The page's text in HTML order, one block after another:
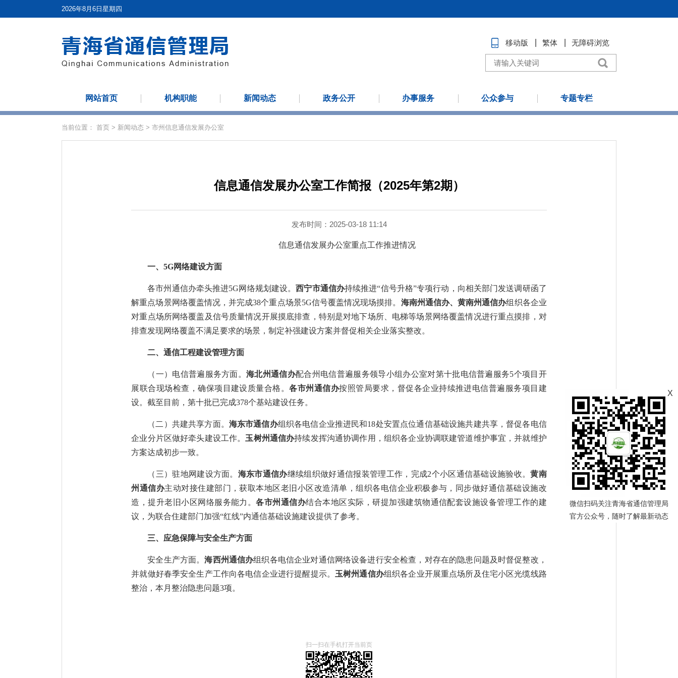
2026年8月6日星期四
移动版 繁体 无障碍浏览
网站首页 机构职能 新闻动态 政务公开 办事服务 公众参与 专题专栏
当前位置： 首页 > 新闻动态 > 市州信息通信发展办公室
信息通信发展办公室工作简报（2025年第2期）
发布时间：2025-03-18 11:14
信息通信发展办公室重点工作推进情况
一、5G网络建设方面
各市州通信办牵头推进5G网络规划建设。西宁市通信办持续推进“信号升格”专项行动，向相关部门发送调研函了
解重点场景网络覆盖情况，并完成38个重点场景5G信号覆盖情况现场摸排。 海南州通信办、黄南州通信办组织各企业
对重点场所网络覆盖及信号质量情况开展摸底排查，特别是对地下场所、电梯等场景网络覆盖情况进行重点摸排，对
排查发现网络覆盖不满足要求的场景，制定补强建设方案并督促相关企业落实整改。
二、通信工程建设管理方面
（一）电信普遍服务方面。海北州通信办配合州电信普遍服务领导小组办公室对第十批电信普遍服务5个项目开
展联合现场检查，确保项目建设质量合格。各市州通信办按照管局要求，督促各企业持续推进电信普遍服务项目建
设。截至目前，第十批已完成378个基站建设任务。
（二）共建共享方面。 海东市通信办组织各电信企业推进民和18处安置点位通信基础设施共建共享，督促各电信
企业分片区做好牵头建设工作。 玉树州通信办持续发挥沟通协调作用，组织各企业协调联建管道维护事宜，并就维护
方案达成初步一致。
（三）驻地网建设方面。 海东市通信办继续组织做好通信报装管理工作，完成2个小区通信基础设施验收。黄南
州通信办主动对接住建部门，获取本地区老旧小区改造清单，组织各电信企业积极参与，同步做好通信基础设施改
造，提升老旧小区网络服务能力。各市州通信办结合本地区实际，研提加强建筑物通信配套设施设备管理工作的建
议，为联合住建部门加强“红线”内通信基础设施建设提供了参考。
三、应急保障与安全生产方面
安全生产方面。海西州通信办组织各电信企业对通信网络设备进行安全检查，对存在的隐患问题及时督促整改，
并就做好春季安全生产工作向各电信企业进行提醒提示。 玉树州通信办组织各企业开展重点场所及住宅小区光缆线路
整治，本月整治隐患问题3项。
扫一扫在手机打开当前页
X
微信扫码关注青海省通信管理局
官方公众号，随时了解最新动态